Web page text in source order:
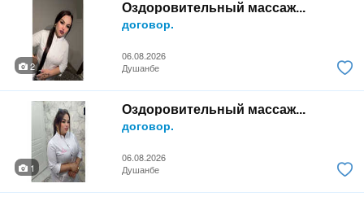
Оздоровительный массаж...
договор.
06.08.2026
2
Душанбе
Оздоровительный массаж...
договор.
06.08.2026
1
Душанбе